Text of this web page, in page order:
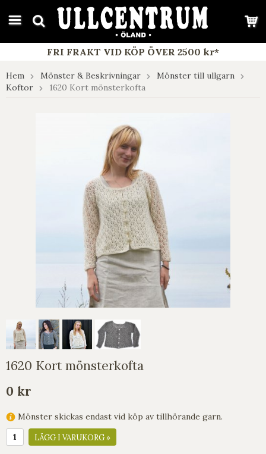
google-site-verification: google7e4b1026db5d9f32.html
FRI FRAKT VID KÖP ÖVER 2500 kr*
Hem Mönster & Beskrivningar
Mönster till ullgarn
Koftor
1620 Kort mönsterkofta
1620 Kort mönsterkofta
0 kr
Mönster skickas endast vid köp av tillhörande garn.
LÄGG I VARUKORG »